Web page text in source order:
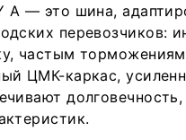
A — это шина,
перевозчиков:
частым
ЦМК-каркас,